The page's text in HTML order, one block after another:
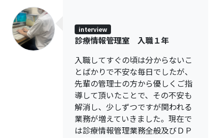
interview
診療情報管理室 入職１年
入職してすぐの頃は分からないこ
とばかりで不安な毎日でしたが、
先輩の管理士の方から優しくご指
導して頂いたことで、その不安も
解消し、少しずつですが関われる
業務が増えていきました。現在で
は診療情報管理業務全般及びＤＰ